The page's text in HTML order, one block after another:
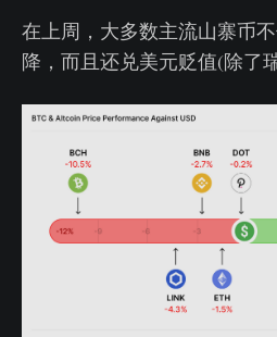
在上周，大多数主流山寨币
降，而且还兑美元贬值(除了